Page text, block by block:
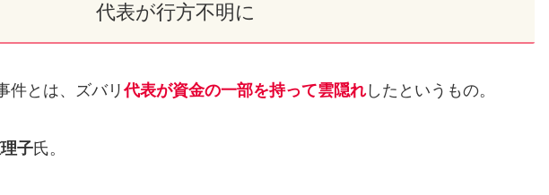
代表が行方不明に
件とは、ズバリ代表が資金の一部を持って雲隠れしたというもの。
子氏。